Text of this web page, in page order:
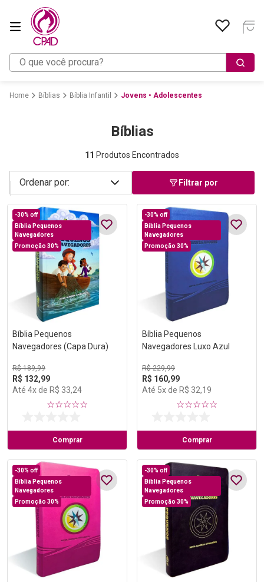
O que você procura?
Bíblias Bíblia Infantil Jovens • Adolescentes
Bíblias
11 Produtos Encontrados
Filtrar por
-30% off
Bíblia Pequenos
Navegadores
Promoção 30%
Bíblia Pequenos
Navegadores (Capa Dura)
R$ 189,99
R$ 132,99
Até 4x de R$ 33,24
☆☆☆☆☆
Comprar
-30% off
Bíblia Pequenos
Navegadores
Promoção 30%
Bíblia Pequenos
Navegadores Luxo Azul
R$ 229,99
R$ 160,99
Até 5x de R$ 32,19
☆☆☆☆☆
Comprar
-30% off
Bíblia Pequenos
Navegadores
Promoção 30%
-30% off
Bíblia Pequenos
Navegadores
Promoção 30%